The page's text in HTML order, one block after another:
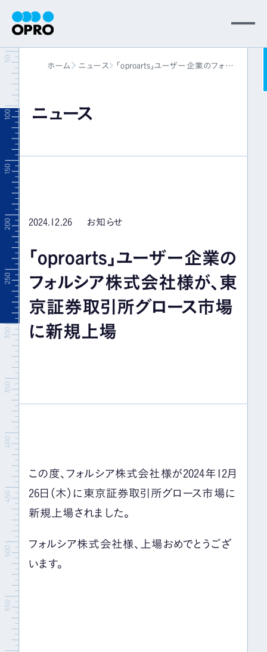
会社情報
事業内容
ニュース
パートナー
サポート
イベント＆セミナー
IR情報
採用情報
お問い合わせ
ホーム ニュース
「oproarts」ユーザー企業のフォル
ニュース
2024.12.26 お知らせ
「oproarts」ユーザー企業の
フォルシア株式会社様が、東
京証券取引所グロース市場
に新規上場
この度、フォルシア株式会社様が2024年12月
26日（木）に東京証券取引所グロース市場に
新規上場されました。
フォルシア株式会社様、上場おめでとうござ
います。